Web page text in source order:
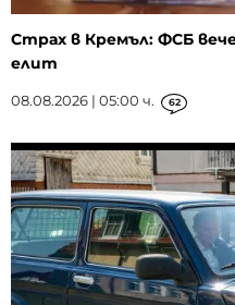
Страх в Кремъл: ФСБ
елит
08.08.2026 | 05:00 ч. 62